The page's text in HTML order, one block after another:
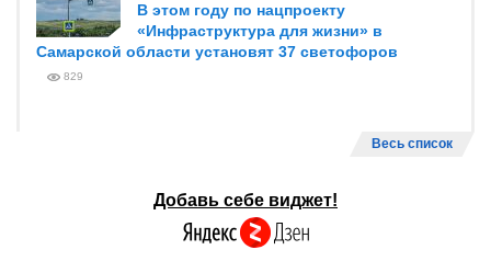
В этом году по нацпроекту
«Инфраструктура для жизни» в
Самарской области установят 37 светофоров
829
Весь список
Добавь себе виджет!